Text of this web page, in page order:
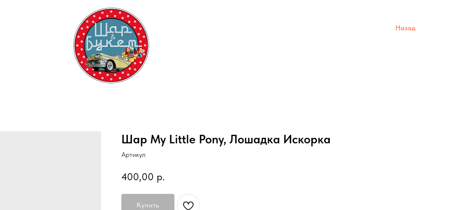
Назад
Шар My Little Pony, Лошадка Искорка
Артикул:
400,00 р.
Купить